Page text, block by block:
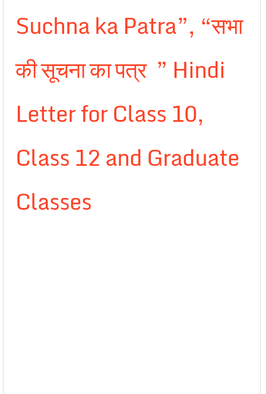
Suchna ka Patra”, “सभा
की सूचना का पत्र ” Hindi
Letter for Class 10,
Class 12 and Graduate
Classes